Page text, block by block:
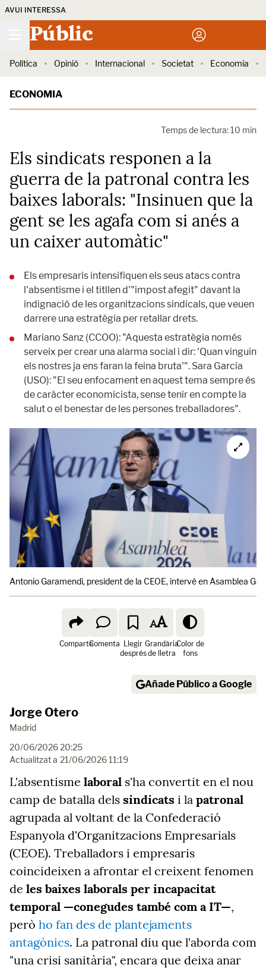
AVUI INTERESSA
Públic
Política Opinió Internacional Societat Economia
ECONOMIA
Temps de lectura: 10 min
Els sindicats responen a la
guerra de la patronal contra les
baixes laborals: "Insinuen que la
gent se les agafa com si anés a
un caixer automàtic"
Els empresaris intensifiquen els seus atacs contra
l'absentisme i el titllen d'"impost afegit" davant la
indignació de les organitzacions sindicals, que veuen
darrere una estratègia per retallar drets.
Mariano Sanz (CCOO): "Aquesta estratègia només
serveix per crear una alarma social i dir: 'Quan vinguin
els nostres ja ens faran la feina bruta'". Sara García
(USO): "El seu enfocament en aquest tema sempre és
de caràcter economicista, sense tenir en compte la
salut o el benestar de les persones treballadores".
Antonio Garamendi, president de la CEOE, intervé en Asamblea
ComparteComenta Llegir
després
Grandària
de lletra
Color de
fons
Añade Público a Google
Jorge Otero
Madrid
20/06/2026 20:25
Actualitzat a 21/06/2026 11:19
L'absentisme laboral s'ha convertit en el nou
camp de batalla dels sindicats i la patronal
agrupada al voltant de la Confederació
Espanyola d'Organitzacions Empresarials
(CEOE). Treballadors i empresaris
coincideixen a afrontar el creixent fenomen
de les baixes laborals per incapacitat
temporal —conegudes també com a IT—,
però ho fan des de plantejaments
antagònics. La patronal diu que l'aborda com
"una crisi sanitària", encara que deixa anar